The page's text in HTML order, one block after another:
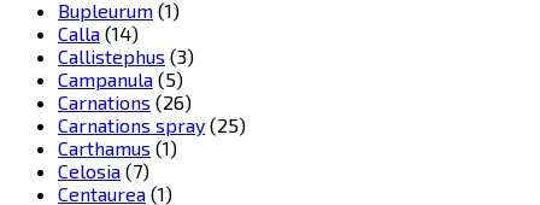
Bupleurum (1)
Calla (14)
Callistephus (3)
Campanula (5)
Carnations (26)
Carnations spray (25)
Carthamus (1)
Celosia (7)
Centaurea (1)